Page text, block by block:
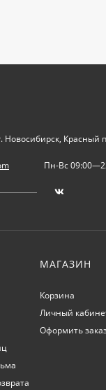
Новосибирск, Красный
Пн-Вс
МАГАЗИН
Корзина
Личный
Оформить